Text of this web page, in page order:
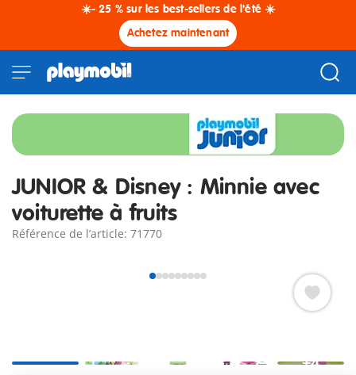
☀️- 25 % sur les best-sellers de l'été ☀️
Achetez maintenant
JUNIOR & Disney : Minnie avec
voiturette à fruits
Référence de l’article: 71770
+4